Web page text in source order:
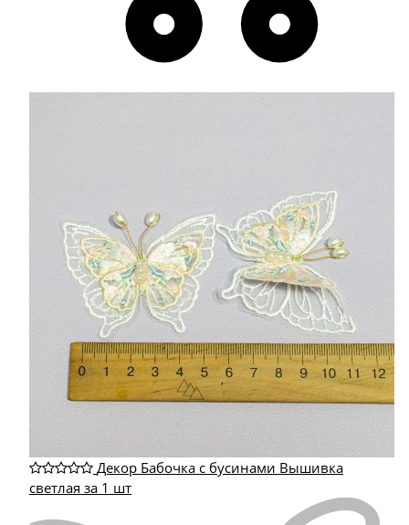
Декор Бабочка с бусинами Вышивка
светлая за 1 шт